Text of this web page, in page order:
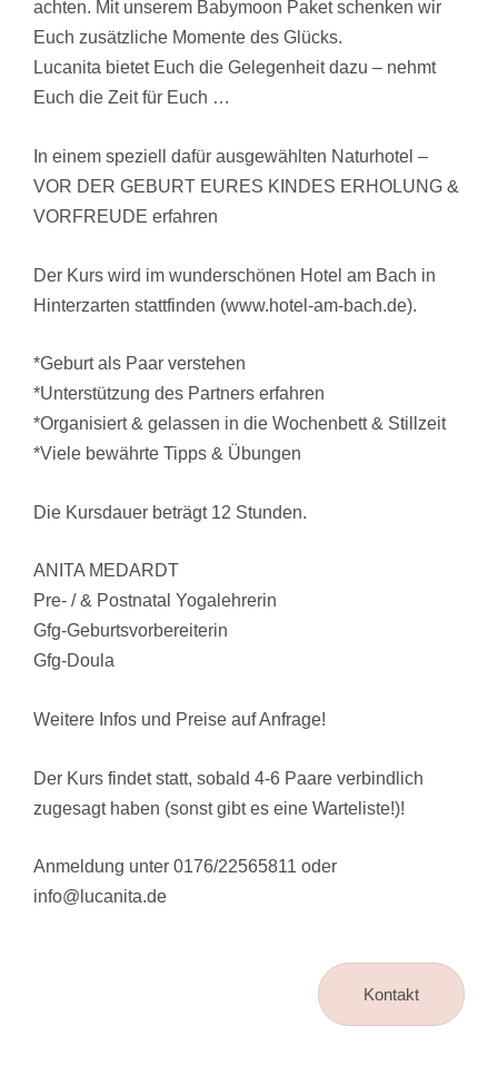
achten. Mit unserem Babymoon Paket schenken wir
Euch zusätzliche Momente des Glücks.
Lucanita bietet Euch die Gelegenheit dazu – nehmt
Euch die Zeit für Euch …
In einem speziell dafür ausgewählten Naturhotel –
VOR DER GEBURT EURES KINDES ERHOLUNG &
VORFREUDE erfahren
Der Kurs wird im wunderschönen Hotel am Bach in
Hinterzarten stattfinden (www.hotel-am-bach.de).
*Geburt als Paar verstehen
*Unterstützung des Partners erfahren
*Organisiert & gelassen in die Wochenbett & Stillzeit
*Viele bewährte Tipps & Übungen
Die Kursdauer beträgt 12 Stunden.
ANITA MEDARDT
Pre- / & Postnatal Yogalehrerin
Gfg-Geburtsvorbereiterin
Gfg-Doula
Weitere Infos und Preise auf Anfrage!
Der Kurs findet statt, sobald 4-6 Paare verbindlich
zugesagt haben (sonst gibt es eine Warteliste!)!
Anmeldung unter 0176/22565811 oder
info@lucanita.de
Kontakt